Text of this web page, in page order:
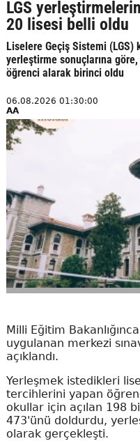
LGS
20 lisesi belli oldu
Liselere Geçiş Sistemi (LGS)
yerleştirme sonuçlarına
öğrenci alarak birinci oldu
06.08.2026 01:30:00
AA
Milli Eğitim
uygulanan merkezi
açıklandı.
Yerleşmek istedikleri
tercihlerini yapan
okullar için açılan 198
473'ünü doldurdu,
olarak gerçekleşti.